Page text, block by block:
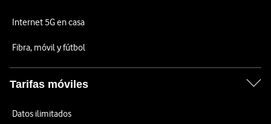
Internet 5G en casa
Fibra, móvil y fútbol
Tarifas móviles
Datos ilimitados